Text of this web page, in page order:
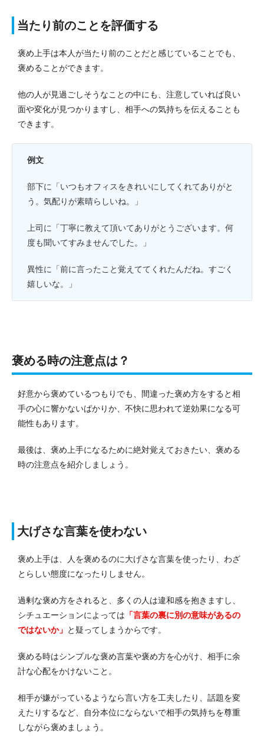
当たり前のことを評価する
褒め上手は本人が当たり前のことだと感じていることでも、
褒めることができます。
他の人が見過ごしそうなことの中にも、注意していれば良い
面や変化が見つかりますし、相手への気持ちを伝えることも
できます。
例文
部下に「いつもオフィスをきれいにしてくれてありがと
う。気配りが素晴らしいね。」
上司に「丁寧に教えて頂いてありがとうございます。何
度も聞いてすみませんでした。」
異性に「前に言ったこと覚えててくれたんだね。すごく
嬉しいな。」
褒める時の注意点は？
好意から褒めているつもりでも、間違った褒め方をすると相
手の心に響かないばかりか、不快に思われて逆効果になる可
能性もあります。
最後は、褒め上手になるために絶対覚えておきたい、褒める
時の注意点を紹介しましょう。
大げさな言葉を使わない
褒め上手は、人を褒めるのに大げさな言葉を使ったり、わざ
とらしい態度になったりしません。
過剰な褒め方をされると、多くの人は違和感を抱きますし、
シチュエーションによっては 「言葉の裏に別の意味があるの
ではないか」 と疑ってしまうからです。
褒める時はシンプルな褒め言葉や褒め方を心がけ、相手に余
計な心配をかけないこと。
相手が嫌がっているようなら言い方を工夫したり、話題を変
えたりするなど、自分本位にならないで相手の気持ちを尊重
しながら褒めましょう。